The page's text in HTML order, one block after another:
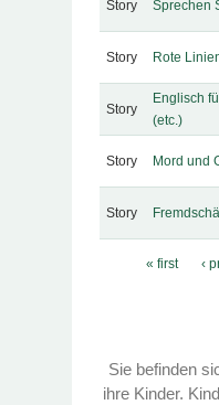
Story Sprechen
Story Rote
Story
Englisch
(etc.)
Story Mord und
Story
Pages« first ‹
Sie befinden
ihre Kinder.